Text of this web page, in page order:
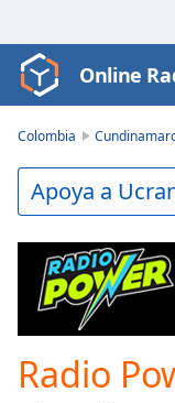
Video
Player
Play
Video
Backward
Skip
Forward
Mute
Current
Time0:00
Online
Colombia
Apoya a
Radio